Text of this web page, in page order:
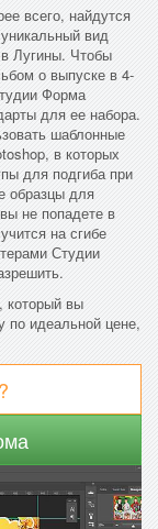
всего, найдутся
вид
Лугины. Чтобы
о выпуске в 4-
Форма
для ее набора.
шаблонные
в которых
для подгиба при
образцы для
не попадете в
на сгибе
Студии
который вы
по идеальной цене,